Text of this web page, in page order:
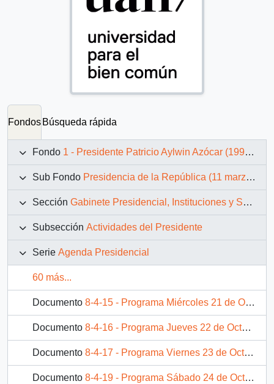
Fondos Búsqueda rápida
Fondo 1 - Presidente Patricio Aylwin Azócar (1990-1994)
Sub Fondo Presidencia de la República (11 marzo 1990 – 11 marzo 1994)
Sección Gabinete Presidencial, Instituciones y Servicios
Subsección Actividades del Presidente
Serie Agenda Presidencial
60 más...
Documento 8-4-15 - Programa Miércoles 21 de Octubre de 1992.
Documento 8-4-16 - Programa Jueves 22 de Octubre de 1992.
Documento 8-4-17 - Programa Viernes 23 de Octubre de 1992.
Documento 8-4-19 - Programa Sábado 24 de Octubre de 1992.